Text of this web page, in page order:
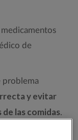
de
problema
y evitar
las comidas.